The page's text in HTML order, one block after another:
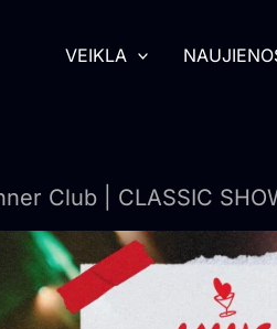
VEIKLA
Club | CLASSIC